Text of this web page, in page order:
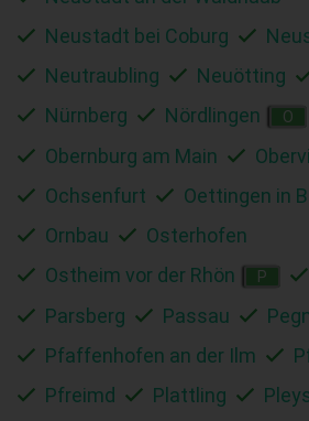
Neustadt bei Coburg
Neutraubling
Neuötting
Nürnberg
Nördlingen O
Obernburg am Main
Ochsenfurt
Oettingen in
Ornbau
Osterhofen
Ostheim vor der Rhön
P
Parsberg
Passau
Pfaffenhofen an der Ilm
Pfreimd
Plattling